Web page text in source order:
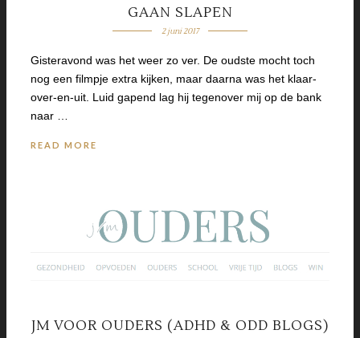
GAAN SLAPEN
2 juni 2017
Gisteravond was het weer zo ver. De oudste mocht toch
nog een filmpje extra kijken, maar daarna was het klaar-
over-en-uit. Luid gapend lag hij tegenover mij op de bank
naar …
READ MORE
JM VOOR OUDERS (ADHD & ODD BLOGS)